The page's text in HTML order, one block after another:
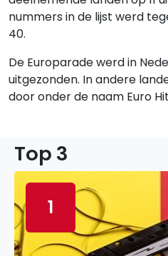
nummers in de lijst werd
40.
De Europarade werd in
uitgezonden. In andere
door onder de naam Euro
Top 3
1